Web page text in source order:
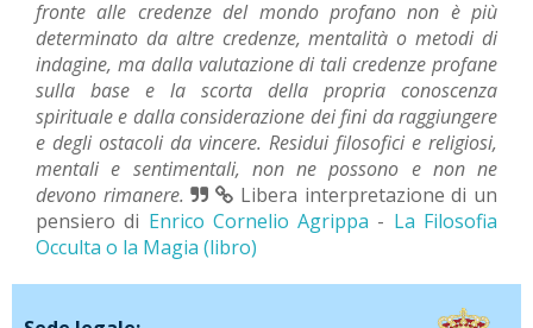
fronte alle credenze del mondo profano non è più
determinato da altre credenze, mentalità o metodi di
indagine, ma dalla valutazione di tali credenze profane
sulla base e la scorta della propria conoscenza
spirituale e dalla considerazione dei fini da raggiungere
e degli ostacoli da vincere. Residui filosofici e religiosi,
mentali e sentimentali, non ne possono e non ne
devono rimanere.
Libera interpretazione di un
pensiero di Enrico Cornelio Agrippa - La Filosofia
Occulta o la Magia (libro)